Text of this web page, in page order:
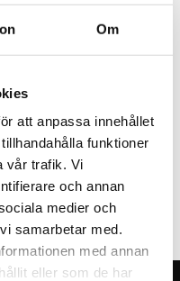
Om
att anpassa innehållet
funktioner
vår trafik. Vi
och annan
medier och
samarbetar med.
med annan
eller som de har
rapport från SATS: Så
Norden 2025 – mental